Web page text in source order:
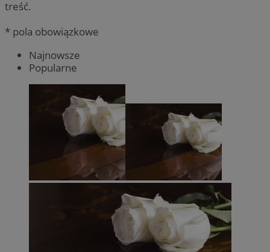
treść.
* pola obowiązkowe
Najnowsze
Popularne